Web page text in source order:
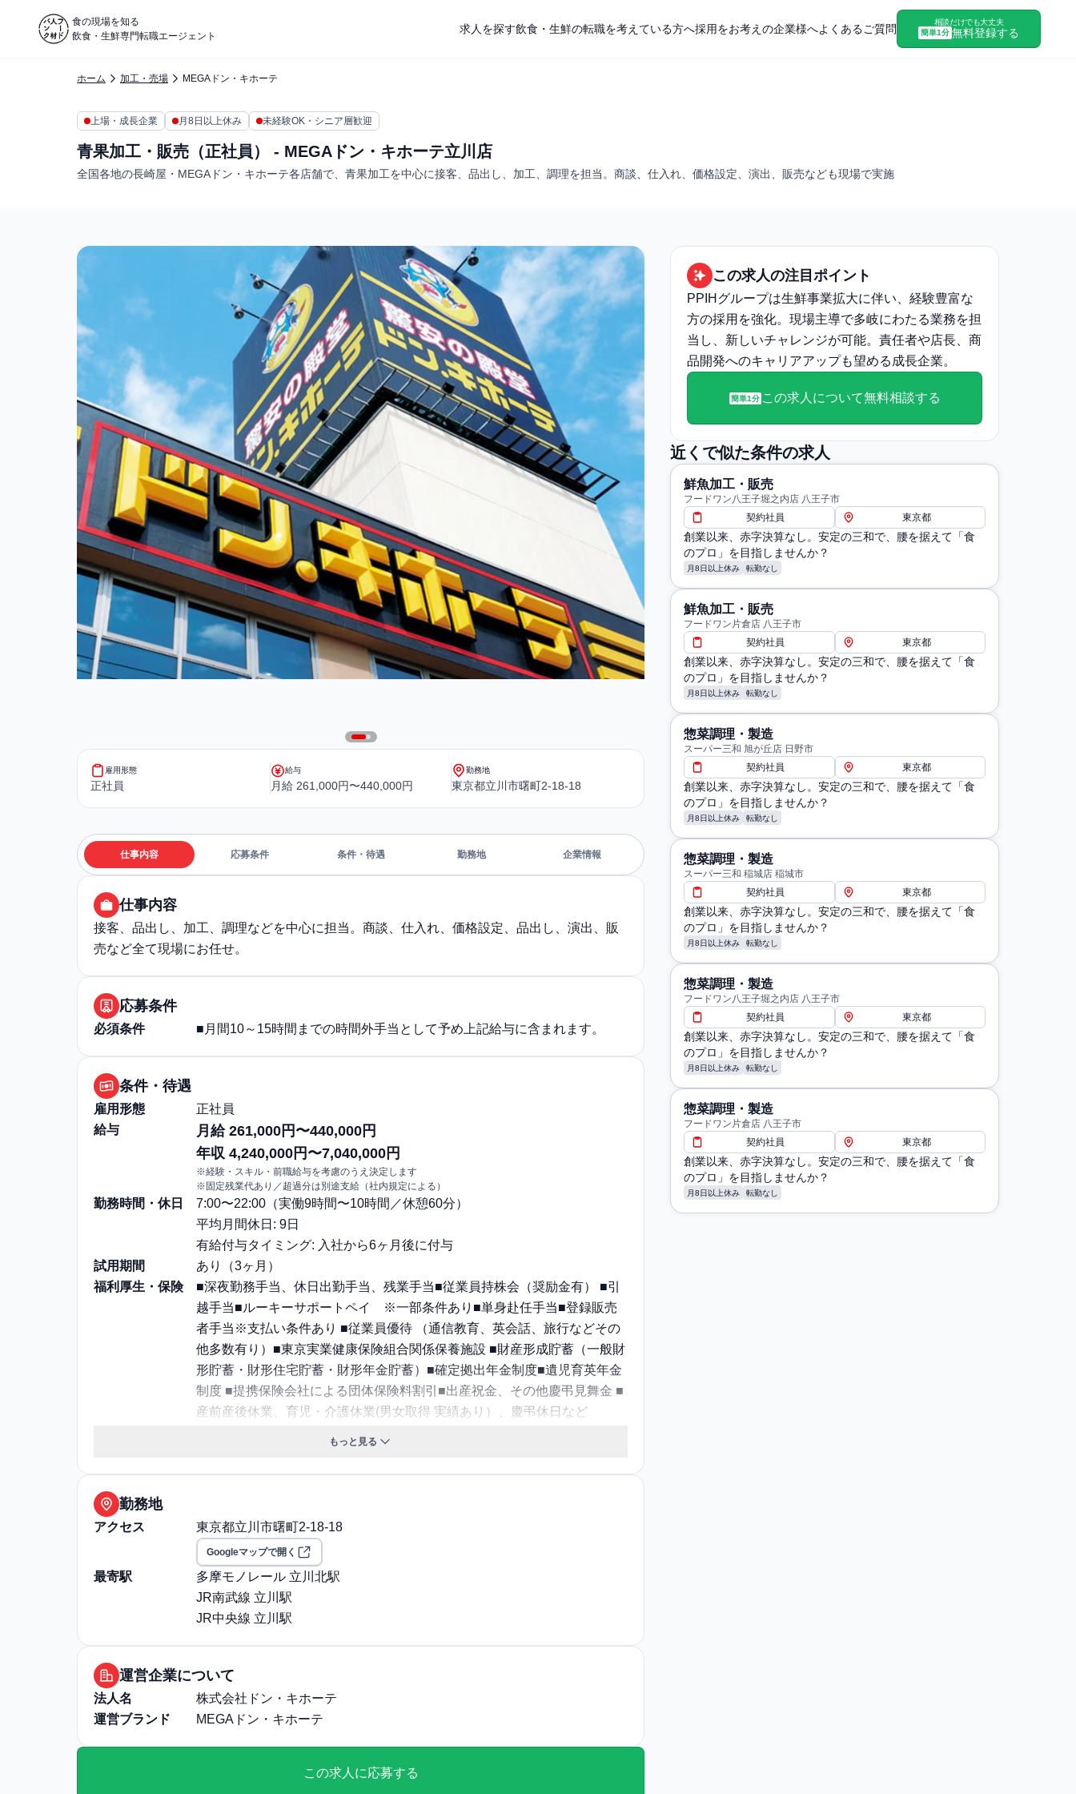
食の現場を知る
飲食・生鮮専門転職エージェント
求人を探す飲食・生鮮の転職を考えている方へ採用をお考えの企業様へよくあるご質問
相談だけでも大丈夫
簡単1分 無料登録する
ホーム 加工・売場 MEGAドン・キホーテ
上場・成長企業 月8日以上休み 未経験OK・シニア層歓迎
青果加工・販売（正社員） - MEGAドン・キホーテ立川店
全国各地の長崎屋・MEGAドン・キホーテ各店舗で、青果加工を中心に接客、品出し、加工、調理を担当。商談、仕入れ、価格設定、演出、販売なども現場で実施
雇用形態
正社員
給与
月給 261,000円〜440,000円
勤務地
東京都立川市曙町2-18-18
仕事内容 応募条件 条件・待遇 勤務地 企業情報
仕事内容
接客、品出し、加工、調理などを中心に担当。商談、仕入れ、価格設定、品出し、演出、販
売など全て現場にお任せ。
応募条件
必須条件 ■月間10～15時間までの時間外手当として予め上記給与に含まれます。
条件・待遇
雇用形態
正社員
給与
月給 261,000円〜440,000円
年収 4,240,000円〜7,040,000円
※経験・スキル・前職給与を考慮のうえ決定します
※固定残業代あり／超過分は別途支給（社内規定による）
勤務時間・休日
7:00〜22:00（実働9時間〜10時間／休憩60分）
平均月間休日: 9日
有給付与タイミング: 入社から6ヶ月後に付与
試用期間
あり（3ヶ月）
福利厚生・保険
■深夜勤務手当、休日出勤手当、残業手当■従業員持株会（奨励金有） ■引
越手当■ルーキーサポートペイ ※一部条件あり■単身赴任手当■登録販売
者手当※支払い条件あり ■従業員優待 （通信教育、英会話、旅行などその
他多数有り）■東京実業健康保険組合関係保養施設 ■財産形成貯蓄（一般財
形貯蓄・財形住宅貯蓄・財形年金貯蓄）■確定拠出年金制度■遺児育英年金
制度 ■提携保険会社による団体保険料割引■出産祝金、その他慶弔見舞金 ■
産前産後休業、育児・介護休業(男女取得 実績あり）、慶弔休日など
職場環境・ルール受動喫煙対策（喫煙ルール）: 有
選考プロセス
その他
勤務・休日に関する補足: ■月間10～15時間超の時間外手当、休日出勤、深
夜勤務（22時～翌5時の間の勤務が発生した場合）は、別途支給されます■
勤務例）中番:13:00～
通勤・住居に関する補足: ■自家用車通勤：勤務場所による。
もっと見る
勤務地
アクセス 東京都立川市曙町2-18-18
Googleマップで開く
最寄駅
多摩モノレール 立川北駅
JR南武線 立川駅
JR中央線 立川駅
運営企業について
法人名
株式会社ドン・キホーテ
運営ブランド
MEGAドン・キホーテ
この求人に応募する
この求人の注目ポイント
PPIHグループは生鮮事業拡大に伴い、経験豊富な
方の採用を強化。現場主導で多岐にわたる業務を担
当し、新しいチャレンジが可能。責任者や店長、商
品開発へのキャリアアップも望める成長企業。
簡単1分この求人について無料相談する
近くで似た条件の求人
鮮魚加工・販売
フードワン八王子堀之内店 八王子市
契約社員
東京都
創業以来、赤字決算なし。安定の三和で、腰を据えて「食
のプロ」を目指しませんか？
月8日以上休み 転勤なし
鮮魚加工・販売
フードワン片倉店 八王子市
契約社員
東京都
創業以来、赤字決算なし。安定の三和で、腰を据えて「食
のプロ」を目指しませんか？
月8日以上休み 転勤なし
惣菜調理・製造
スーパー三和 旭が丘店 日野市
契約社員
東京都
創業以来、赤字決算なし。安定の三和で、腰を据えて「食
のプロ」を目指しませんか？
月8日以上休み 転勤なし
惣菜調理・製造
スーパー三和 稲城店 稲城市
契約社員
東京都
創業以来、赤字決算なし。安定の三和で、腰を据えて「食
のプロ」を目指しませんか？
月8日以上休み 転勤なし
惣菜調理・製造
フードワン八王子堀之内店 八王子市
契約社員
東京都
創業以来、赤字決算なし。安定の三和で、腰を据えて「食
のプロ」を目指しませんか？
月8日以上休み 転勤なし
惣菜調理・製造
フードワン片倉店 八王子市
契約社員
東京都
創業以来、赤字決算なし。安定の三和で、腰を据えて「食
のプロ」を目指しませんか？
月8日以上休み 転勤なし